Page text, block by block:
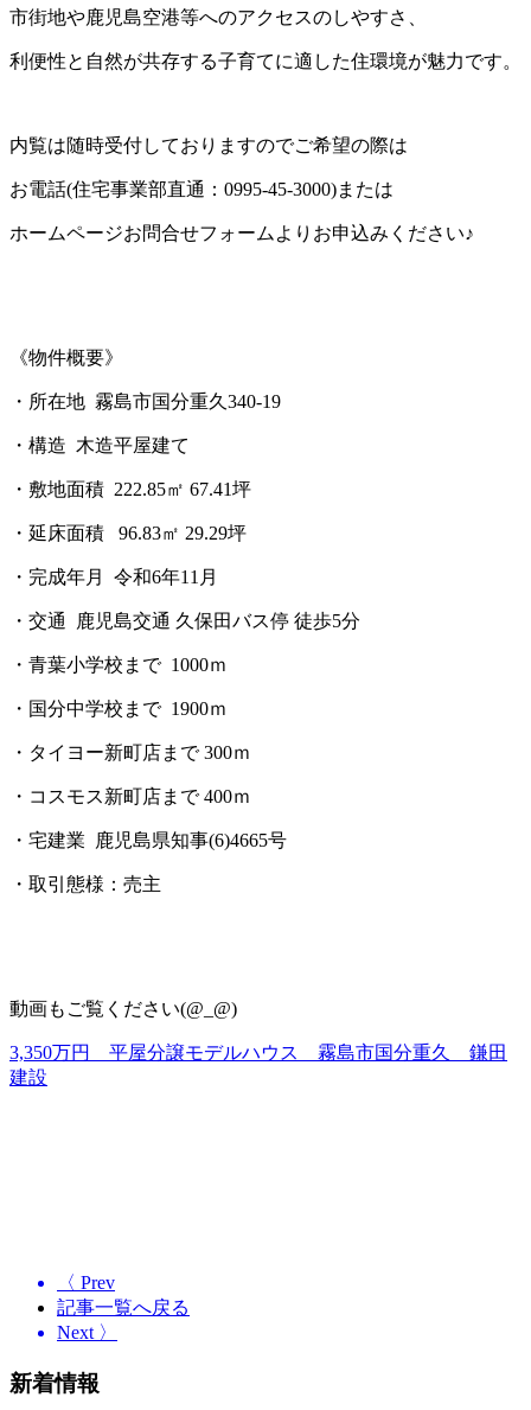
市街地や鹿児島空港等へのアクセスのしやすさ、
利便性と自然が共存する子育てに適した住環境が魅力です。
内覧は随時受付しておりますのでご希望の際は
お電話(住宅事業部直通：0995-45-3000)または
ホームページお問合せフォームよりお申込みください♪
《物件概要》
・所在地 霧島市国分重久340-19
・構造 木造平屋建て
・敷地面積 222.85㎡ 67.41坪
・延床面積 96.83㎡ 29.29坪
・完成年月 令和6年11月
・交通 鹿児島交通 久保田バス停 徒歩5分
・青葉小学校まで 1000ｍ
・国分中学校まで 1900ｍ
・タイヨー新町店まで 300ｍ
・コスモス新町店まで 400ｍ
・宅建業 鹿児島県知事(6)4665号
・取引態様：売主
動画もご覧ください(@_@)
3,350万円 平屋分譲モデルハウス 霧島市国分重久 鎌田
建設
〈 Prev
記事一覧へ戻る
Next 〉
新着情報